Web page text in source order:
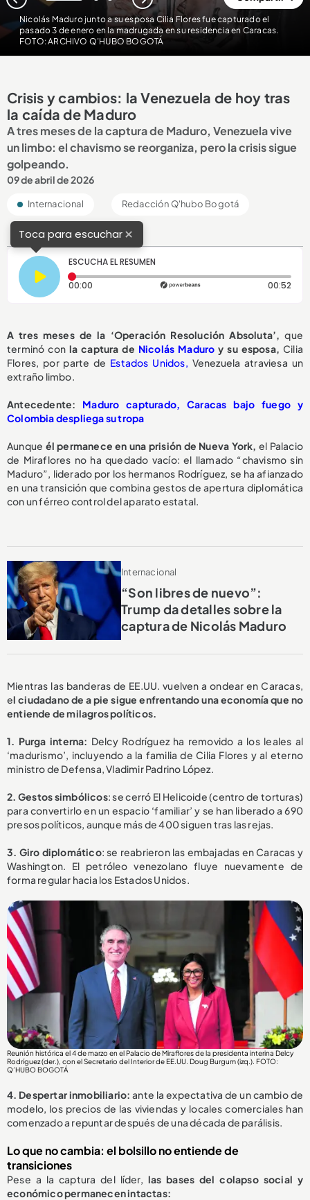
Nicolás Maduro junto a su esposa Cilia Flores fue capturado el
pasado 3 de enero en la madrugada en su residencia en Caracas.
FOTO: ARCHIVO Q’HUBO BOGOTÁ
Crisis y cambios: la Venezuela de hoy tras
la caída de Maduro
A tres meses de la captura de Maduro, Venezuela vive
un limbo: el chavismo se reorganiza, pero la crisis sigue
golpeando.
09 de abril de 2026
Internacional Redacción Q'hubo Bogotá
Toca para escuchar×
ESCUCHA EL RESUMEN
00:00 Tiempo transcurrido: 0 segundos 00:52
A tres meses de la ‘Operación Resolución Absoluta’, que
terminó con la captura de Nicolás Maduroy su esposa, Cilia
Flores, por parte de Estados Unidos, Venezuela atraviesa un
extraño limbo.
Antecedente: Maduro capturado, Caracas bajo fuego y
Colombia despliega su tropa
Aunque él permanece en una prisión de Nueva York, el Palacio
de Miraflores no ha quedado vacío: el llamado “chavismo sin
Maduro”, liderado por los hermanos Rodríguez, se ha afianzado
en una transición que combina gestos de apertura diplomática
con un férreo control del aparato estatal.
Internacional
“Son libres de nuevo”:
Trump da detalles sobre la
captura de Nicolás Maduro
Mientras las banderas de EE.UU. vuelven a ondear en Caracas,
el ciudadano de a pie sigue enfrentando una economía que no
entiende de milagros políticos.
1. Purga interna: Delcy Rodríguez ha removido a los leales al
‘madurismo’, incluyendo a la familia de Cilia Flores y al eterno
ministro de Defensa, Vladimir Padrino López.
2. Gestos simbólicos: se cerró El Helicoide (centro de torturas)
para convertirlo en un espacio ‘familiar’ y se han liberado a 690
presos políticos, aunque más de 400 siguen tras las rejas.
3. Giro diplomático: se reabrieron las embajadas en Caracas y
Washington. El petróleo venezolano fluye nuevamente de
forma regular hacia los Estados Unidos.
Reunión histórica el 4 de marzo en el Palacio de Miraflores de la presidenta interina Delcy
Rodríguez (der.), con el Secretario del Interior de EE.UU. Doug Burgum (izq.). FOTO:
Q’HUBO BOGOTÁ
4. Despertar inmobiliario:ante la expectativa de un cambio de
modelo, los precios de las viviendas y locales comerciales han
comenzado a repuntar después de una década de parálisis.
Lo que no cambia: el bolsillo no entiende de
transiciones
Pese a la captura del líder, las bases del colapso social y
económico permanecen intactas: